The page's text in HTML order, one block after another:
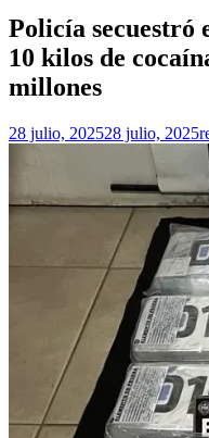
Policía secuestró
10 kilos de
millones
28 julio, 202528 julio, 2025